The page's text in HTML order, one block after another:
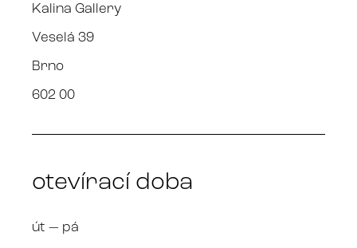
Kalina Gallery
Veselá 39
Brno
602 00
otevírací doba
út — pá